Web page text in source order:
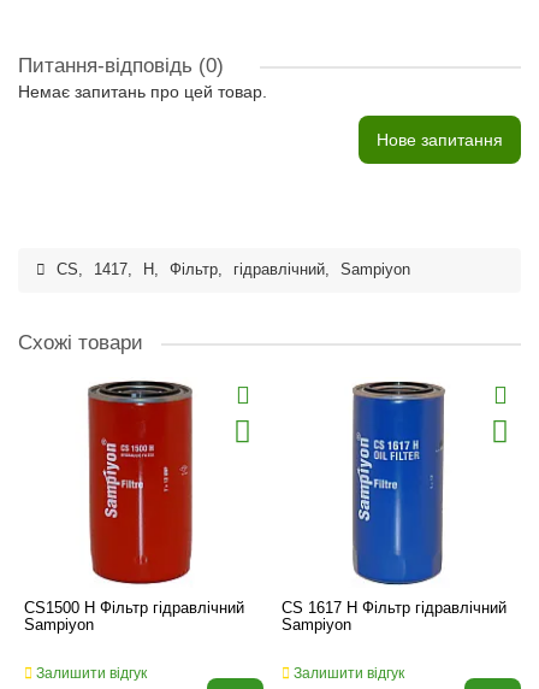
Питання-відповідь (0)
Немає запитань про цей товар.
Нове запитання
CS, 1417, H , Фільтр, гідравлічний, Sampiyon
Схожі товари
CS1500 H Фільтр гідравлічний
Sampiyon
Залишити відгук
CS 1617 H Фільтр гідравлічний
Sampiyon
Залишити відгук